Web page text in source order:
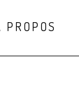
PROPOS